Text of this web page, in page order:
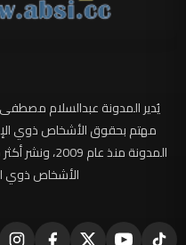
يُدير المدونة عبدالسلام
مهتم بحقوق الأشخاص ذوي
الأشخاص ذوي